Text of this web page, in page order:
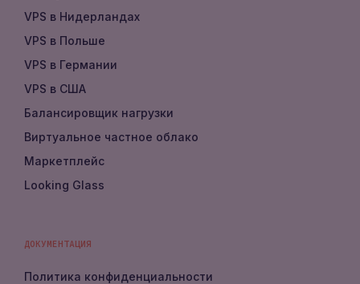
VPS в Нидерландах
VPS в Польше
VPS в Германии
VPS в США
Балансировщик нагрузки
Виртуальное частное облако
Маркетплейс
Looking Glass
ДОКУМЕНТАЦИЯ
Политика конфиденциальности